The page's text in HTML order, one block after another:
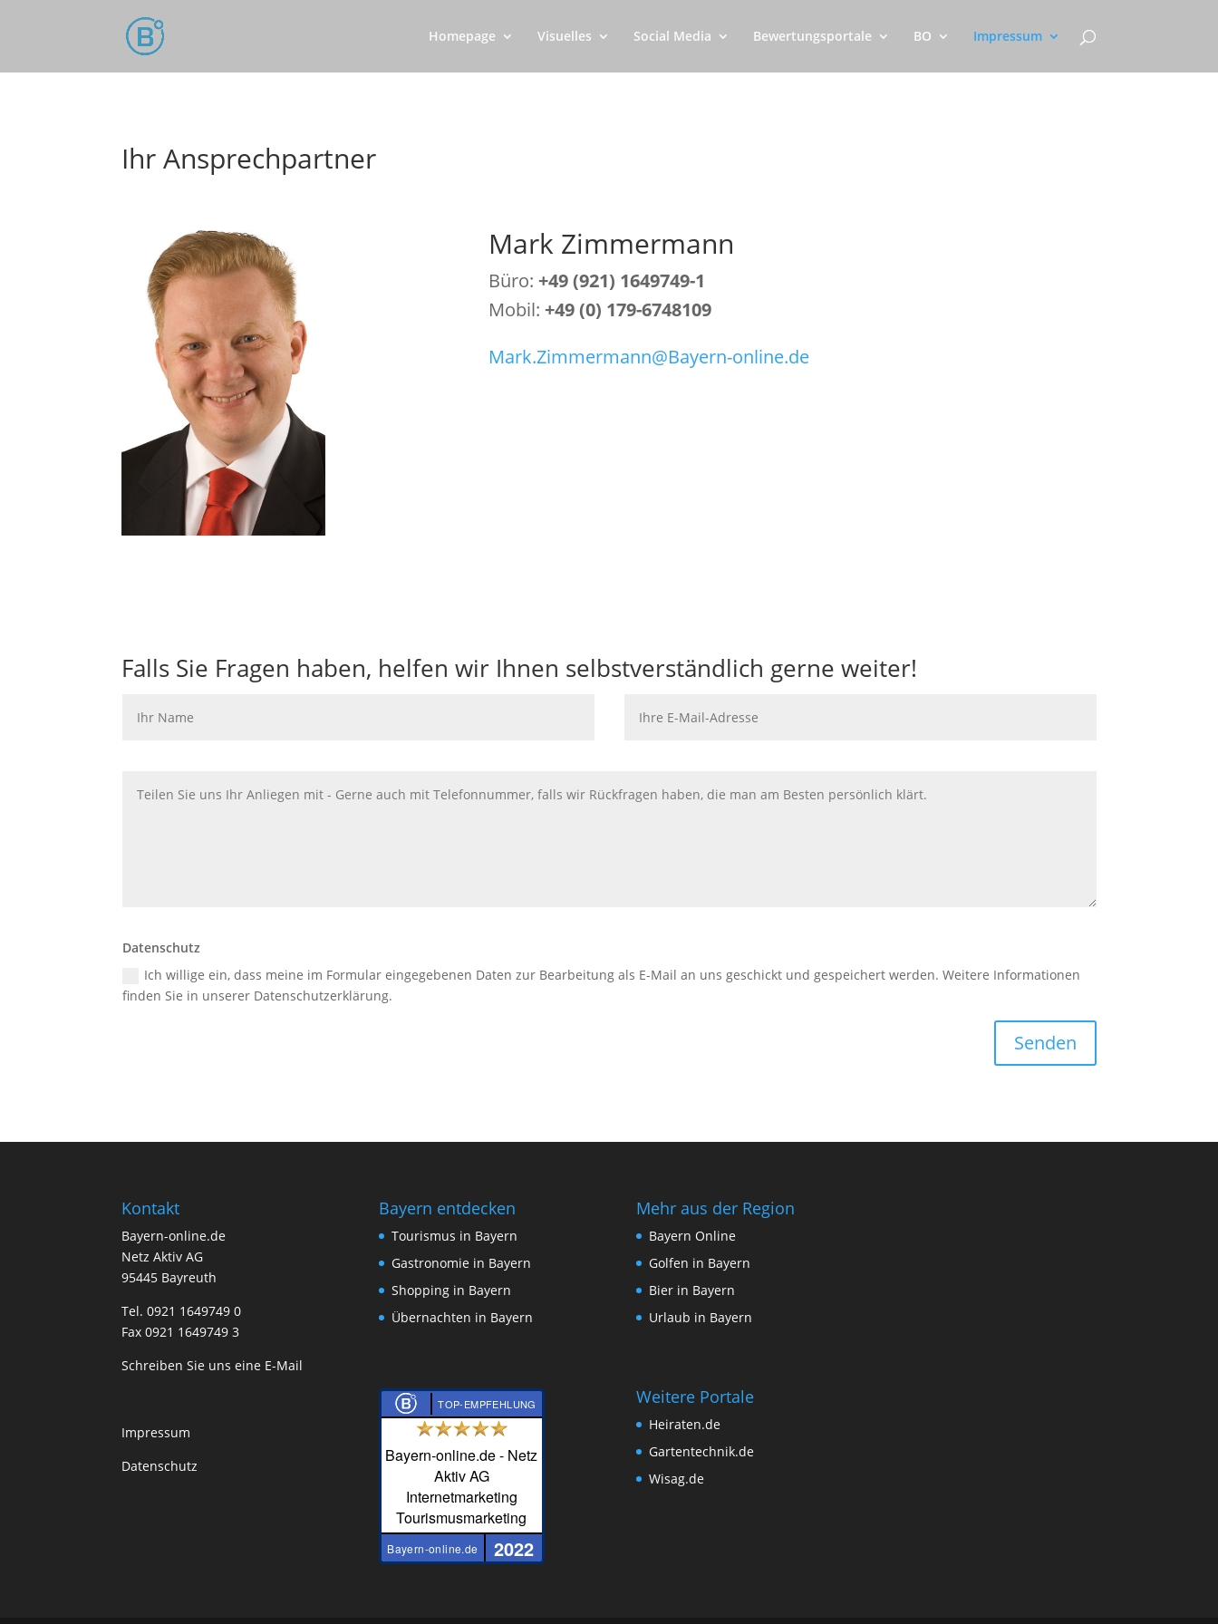
Homepage Visuelles Social Media Bewertungsportale BO Impressum
Ihr Ansprechpartner
Mark Zimmermann
Büro: +49 (921) 1649749-1
Mobil: +49 (0) 179-6748109
Mark.Zimmermann@Bayern-online.de
Falls Sie Fragen haben, helfen wir Ihnen selbstverständlich gerne weiter!
Datenschutz
Ich willige ein, dass meine im Formular eingegebenen Daten zur Bearbeitung als E-Mail an uns geschickt und gespeichert werden. Weitere Informationen
finden Sie in unserer Datenschutzerklärung.
Senden
Kontakt
Bayern-online.de
Netz Aktiv AG
95445 Bayreuth
Tel. 0921 1649749 0
Fax 0921 1649749 3
Schreiben Sie uns eine E-Mail
Impressum
Datenschutz
Bayern entdecken
Tourismus in Bayern
Gastronomie in Bayern
Shopping in Bayern
Übernachten in Bayern
TOP-EMPFEHLUNG
Bayern-online.de - Netz
Aktiv AG
Internetmarketing
Tourismusmarketing
Bayern-online.de 2022
Mehr aus der Region
Bayern Online
Golfen in Bayern
Bier in Bayern
Urlaub in Bayern
Weitere Portale
Heiraten.de
Gartentechnik.de
Wisag.de